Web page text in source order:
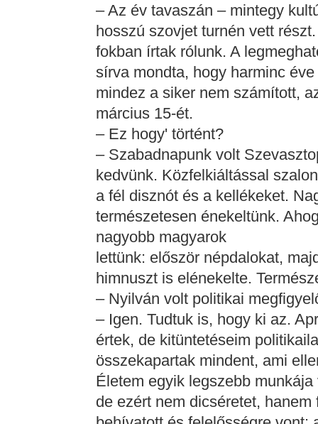
– Az év tavaszán – mintegy
hosszú szovjet turnén vett
fokban írtak rólunk. A
sírva mondta, hogy harminc
mindez a siker nem számított,
március 15-ét.
– Ez hogy' történt?
– Szabadnapunk volt
kedvünk. Közfelkiáltással
a fél disznót és a kellékeket.
természetesen énekeltünk.
nagyobb magyarok
lettünk: először népdalokat,
himnuszt is elénekelte.
– Nyilván volt politikai
– Igen. Tudtuk is, hogy ki az.
értek, de kitüntetéseim
összekapartak mindent, ami
Életem egyik legszebb
de ezért nem dicséretet,